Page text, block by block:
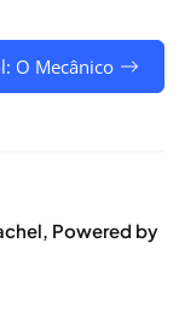
O Mecânico
Powered by